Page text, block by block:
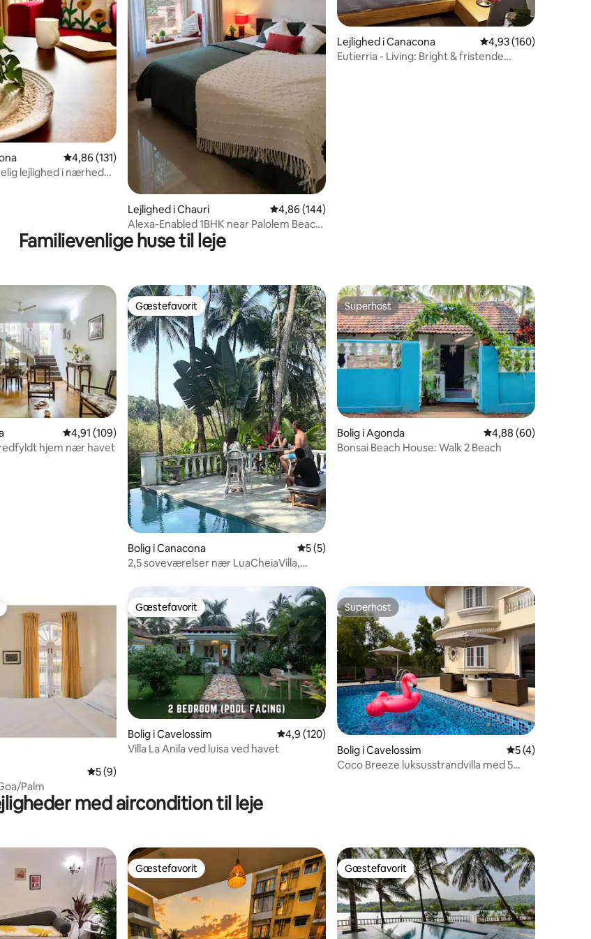
169 omtaler
4,86 ud af 5 i gennemsnitlig bedømmelse, 131 omtaler
4,86 (131)
lejlighed i nærheden
Lejlighed i Chauri 4,86 ud af 5 i gennemsnitlig bedømmelse, 144 omtaler
4,86 (144)
Alexa-Enabled 1BHK near Palolem Beach,
WFH ready
Lejlighed i Canacona 4,93 ud af 5 i
4,93 (160)
Eutierria - Living: Bright & fristende
Familievenlige huse til leje
17 omtaler
4,91 ud af 5 i gennemsnitlig bedømmelse, 109 omtaler
4,91 (109)
hjem nær havet
Gæstefavorit
Gæstefavorit
Bolig i Canacona 5 ud af 5 i gennemsnitlig bedømmelse, 5 omtaler
5 (5)
2,5 soveværelser nær LuaCheiaVilla,
Superhost
Superhost
Bolig i Agonda 4,88 ud af 5 i
4,88 (60)
Bonsai Beach House: Walk 2 Beach
252 omtaler
5 ud af 5 i gennemsnitlig bedømmelse, 9 omtaler
5 (9)
Palm
Gæstefavorit
Gæstefavorit
Bolig i Cavelossim 4,9 ud af 5 i gennemsnitlig bedømmelse, 120 omtaler
4,9 (120)
Villa La Anila ved luisa ved havet
Superhost
Superhost
Bolig i Cavelossim 5 ud af 5 i
5 (4)
Coco Breeze luksusstrandvilla med 5
med aircondition til leje
Gæstefavorit
Gæstefavorit Gæstefavorit
Gæstefavorit